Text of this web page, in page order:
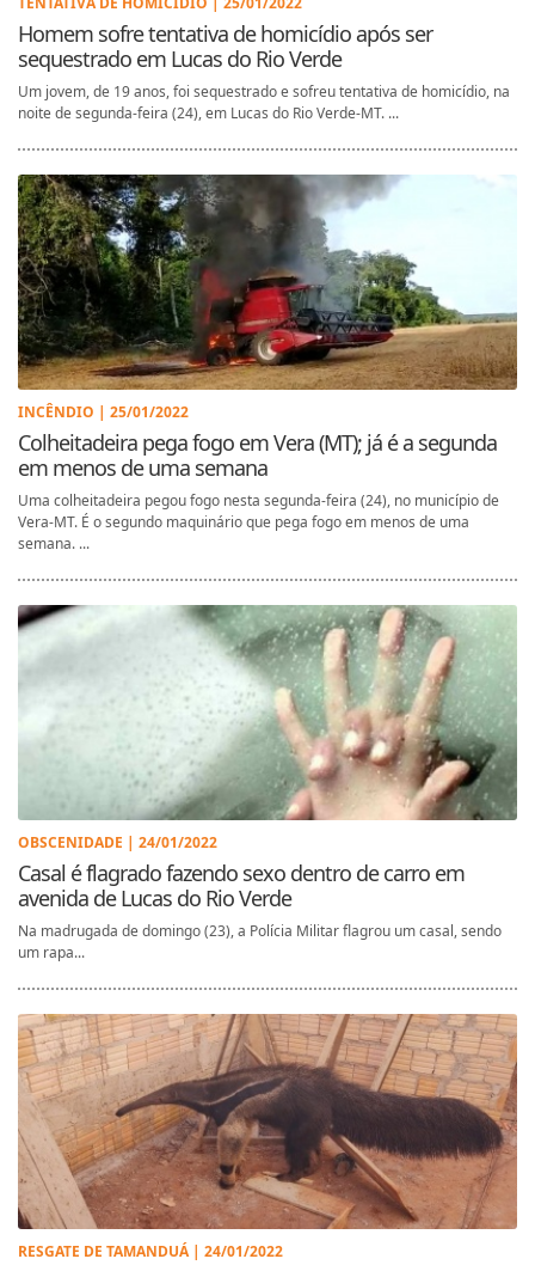
Homem sofre tentativa de homicídio após ser
sequestrado em Lucas do Rio Verde
Um jovem, de 19 anos, foi sequestrado e sofreu tentativa de homicídio, na
noite de segunda-feira (24), em Lucas do Rio Verde-MT. ...
INCÊNDIO | 25/01/2022
Colheitadeira pega fogo em Vera (MT); já é a segunda
em menos de uma semana
Uma colheitadeira pegou fogo nesta segunda-feira (24), no município de
Vera-MT. É o segundo maquinário que pega fogo em menos de uma
semana. ...
OBSCENIDADE | 24/01/2022
Casal é flagrado fazendo sexo dentro de carro em
avenida de Lucas do Rio Verde
Na madrugada de domingo (23), a Polícia Militar flagrou um casal, sendo
um rapa...
RESGATE DE TAMANDUÁ | 24/01/2022